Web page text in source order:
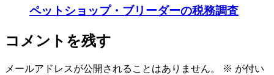
ペットショップ・ブリーダーの税務調査
コメントを残す
メールアドレスが公開されることはありません。 ※ が付い